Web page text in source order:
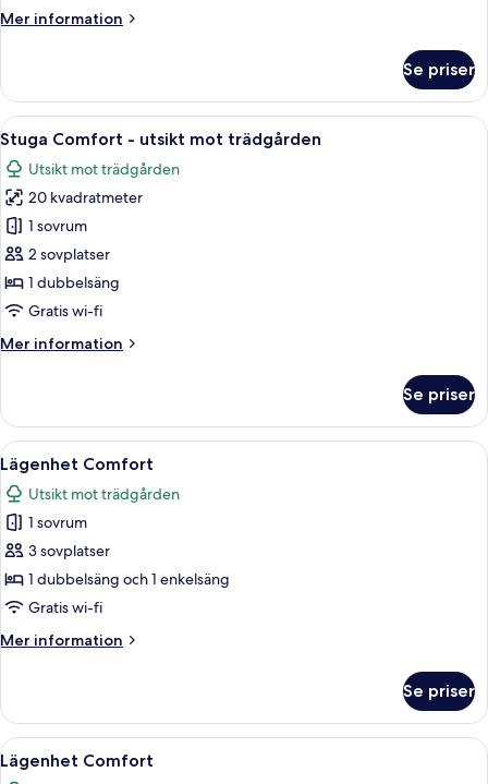
trädgården
Mer information
Mer
Comfort
utsikt
mot
trädgården
Se priser
Öppna
alla
foton
för
Stuga
Comfort
-
utsikt
trädgården
Ett rum med en säng, en sänggavel
11
Stuga Comfort - utsikt mot trädgården
Utsikt mot trädgården
20 kvadratmeter
1 sovrum
2 sovplatser
1 dubbelsäng
Gratis wi-fi
Mer information
Mer
Comfort
utsikt
mot
trädgården
Se priser
Öppna
alla
foton
för
Lägenhet
Comfort
Ett sovrum med en sänggavel i trä,
1
Lägenhet Comfort
Utsikt mot trädgården
1 sovrum
3 sovplatser
1 dubbelsäng och 1 enkelsäng
Gratis wi-fi
Mer information
Mer
Comfort
Se priser
Öppna
alla
Ett sovrum med en säng, kuddar,
1
Lägenhet Comfort